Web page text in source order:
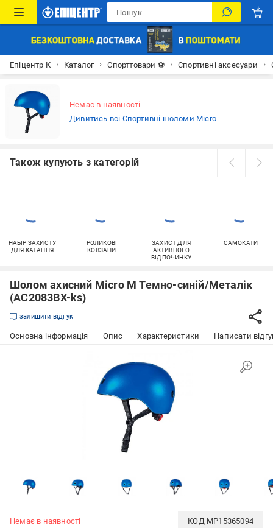
Епіцентр К Каталог Спорттовари ⚽ Спортивні аксесуари
Немає в наявності
Дивитись всі Спортивні шоломи Micro
Також купують з категорій
НАБІР ЗАХИСТУ
ДЛЯ КАТАННЯ
РОЛИКОВІ
КОВЗАНИ
ЗАХИСТ ДЛЯ
АКТИВНОГО
ВІДПОЧИНКУ
САМОКАТИ
Шолом ахисний Micro M Темно-синій/Металік
(AC2083BX-ks)
залишити відгук
Основна інформація Опис Характеристики Написати
Немає в наявності КОД MP15365094